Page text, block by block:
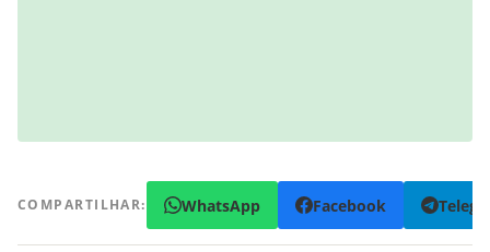
COMPARTILHAR: WhatsApp Facebook